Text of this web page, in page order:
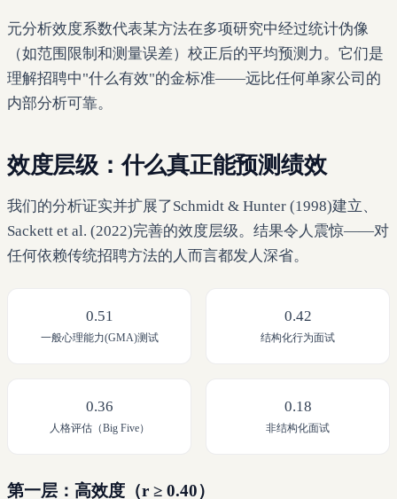
元分析效度系数代表某方法在多项研究中经过统计伪像
（如范围限制和测量误差）校正后的平均预测力。它们是
理解招聘中"什么有效"的金标准——远比任何单家公司的
内部分析可靠。
效度层级：什么真正能预测绩效
我们的分析证实并扩展了Schmidt & Hunter (1998)建立、
Sackett et al. (2022)完善的效度层级。结果令人震惊——对
任何依赖传统招聘方法的人而言都发人深省。
0.51
一般心理能力(GMA)测试
0.42
结构化行为面试
0.36
人格评估（Big Five）
0.18
非结构化面试
第一层：高效度（r ≥ 0.40）